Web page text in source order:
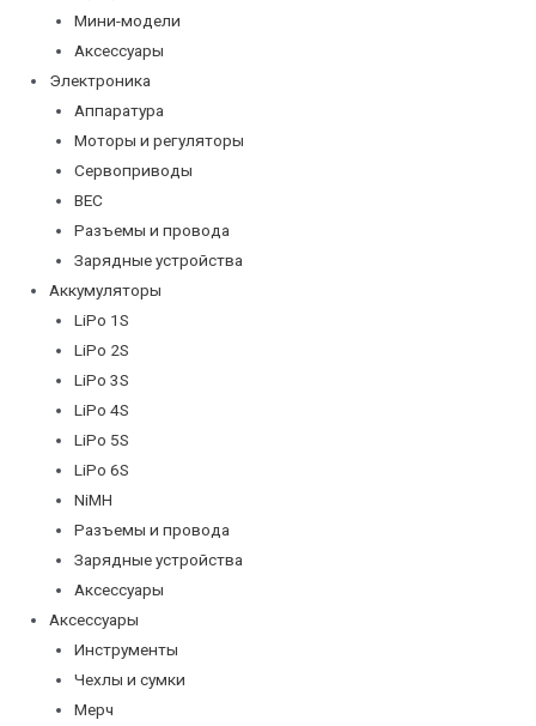
Мини-модели
Аксессуары
Электроника
Аппаратура
Моторы и регуляторы
Сервоприводы
BEC
Разъемы и провода
Зарядные устройства
Аккумуляторы
LiPo 1S
LiPo 2S
LiPo 3S
LiPo 4S
LiPo 5S
LiPo 6S
NiMH
Разъемы и провода
Зарядные устройства
Аксессуары
Аксессуары
Инструменты
Чехлы и сумки
Мерч